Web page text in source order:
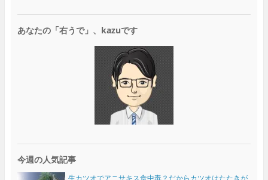
あなたの「右うで」、kazuです
今週の人気記事
生カツオでアニサキス食中毒？だからカツオはたたきが